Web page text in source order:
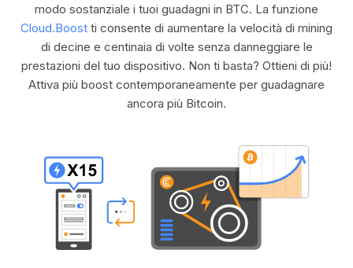
modo sostanziale i tuoi guadagni in BTC. La funzione
Cloud.Boost ti consente di aumentare la velocità di mining
di decine e centinaia di volte senza danneggiare le
prestazioni del tuo dispositivo. Non ti basta? Ottieni di più!
Attiva più boost contemporaneamente per guadagnare
ancora più Bitcoin.